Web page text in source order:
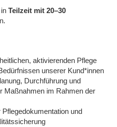
Teilzeit mit 20–30
aktivierenden Pflege
unserer Kund*innen
Durchführung und
Maßnahmen im Rahmen der
und